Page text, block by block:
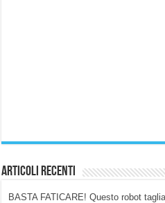
Articoli Recenti
BASTA FATICARE! Questo robot